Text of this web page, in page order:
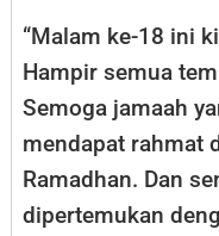
“Malam ke-18 ini
Hampir semua
Semoga jamaah
mendapat rahmat
Ramadhan. Dan
dipertemukan